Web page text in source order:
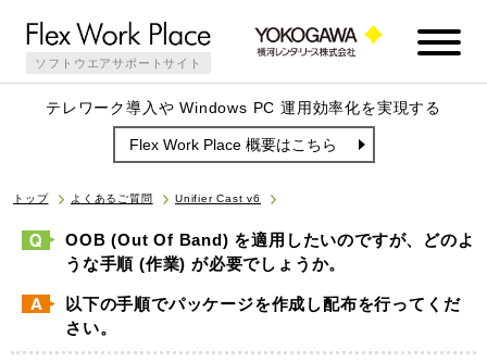
ソフトウエアサポートサイト
テレワーク導入や Windows PC 運用効率化を実現する
Flex Work Place 概要はこちら
トップ よくあるご質問 Unifier Cast v6
OOB (Out Of Band) を適用したいのですが、どのよ
うな手順 (作業) が必要でしょうか。
以下の手順でパッケージを作成し配布を行ってくだ
さい。